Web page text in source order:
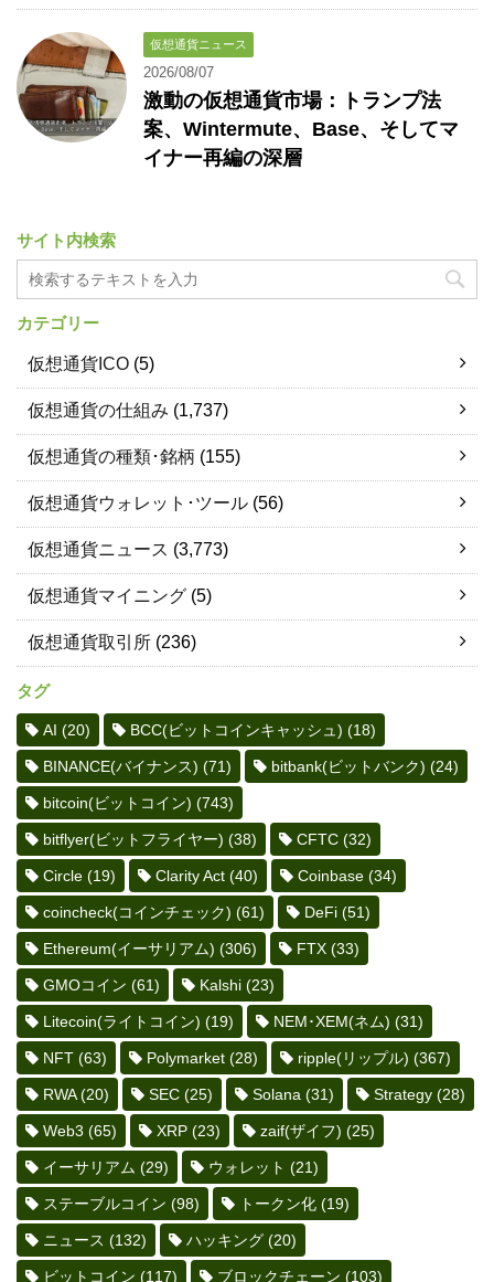
仮想通貨ニュース
2026/08/07
激動の仮想通貨市場：トランプ法
案、Wintermute、Base、そしてマ
イナー再編の深層
サイト内検索
カテゴリー
仮想通貨ICO (5)
仮想通貨の仕組み (1,737)
仮想通貨の種類･銘柄 (155)
仮想通貨ウォレット･ツール (56)
仮想通貨ニュース (3,773)
仮想通貨マイニング (5)
仮想通貨取引所 (236)
タグ
AI (20) BCC(ビットコインキャッシュ) (18)
BINANCE(バイナンス) (71) bitbank(ビットバンク) (24)
bitcoin(ビットコイン) (743)
bitflyer(ビットフライヤー) (38) CFTC (32)
Circle (19) Clarity Act (40) Coinbase (34)
coincheck(コインチェック) (61) DeFi (51)
Ethereum(イーサリアム) (306) FTX (33)
GMOコイン (61) Kalshi (23)
Litecoin(ライトコイン) (19) NEM･XEM(ネム) (31)
NFT (63) Polymarket (28) ripple(リップル) (367)
RWA(20) SEC (25) Solana (31) Strategy (28)
Web3 (65) XRP (23) zaif(ザイフ) (25)
イーサリアム (29) ウォレット (21)
ステーブルコイン (98) トークン化 (19)
ニュース (132) ハッキング (20)
ビットコイン (117) ブロックチェーン (103)